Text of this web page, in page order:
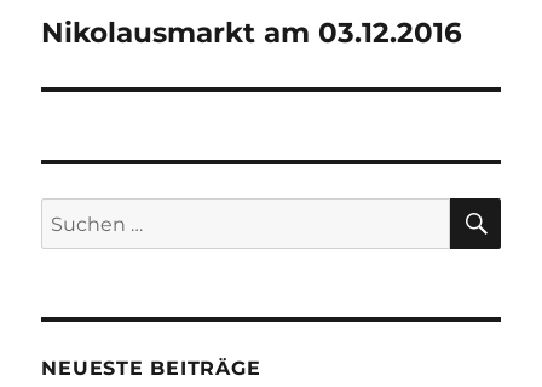
Nächster
Nikolausmarkt am 03.12.2016
Suchen
nach:
NEUESTE BEITRÄGE